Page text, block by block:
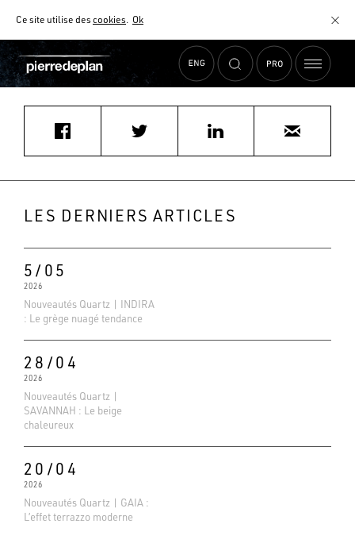
Ce site utilise descookies. Ok
AIDE AU CHOIX
Accueil Actualités SAUVAGE CUISINES ET MEUBLES
LES DERNIERS ARTICLES
5/05
2026
Nouveautés Quartz | INDIRA
: Le grège nuagé tendance
28/04
2026
Nouveautés Quartz |
SAVANNAH : Le beige
chaleureux
20/04
2026
Nouveautés Quartz | GAIA :
L’effet terrazzo moderne